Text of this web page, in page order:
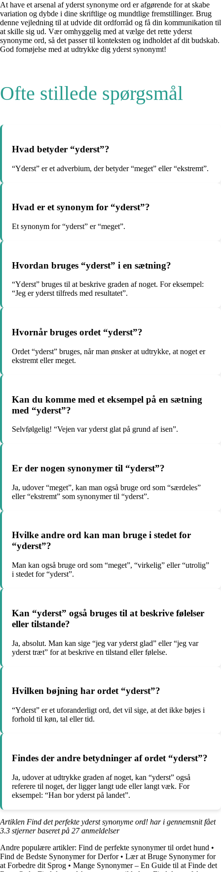
At have et arsenal af yderst synonyme ord er afgørende for at skabe
variation og dybde i dine skriftlige og mundtlige fremstillinger. Brug
denne vejledning til at udvide dit ordforråd og få din kommunikation til
at skille sig ud. Vær omhyggelig med at vælge det rette yderst
synonyme ord, så det passer til konteksten og indholdet af dit budskab.
God fornøjelse med at udtrykke dig yderst synonymt!
Ofte stillede spørgsmål
Hvad betyder “yderst”?
“Yderst” er et adverbium, der betyder “meget” eller “ekstremt”.
Hvad er et synonym for “yderst”?
Et synonym for “yderst” er “meget”.
Hvordan bruges “yderst” i en sætning?
“Yderst” bruges til at beskrive graden af noget. For eksempel:
“Jeg er yderst tilfreds med resultatet”.
Hvornår bruges ordet “yderst”?
Ordet “yderst” bruges, når man ønsker at udtrykke, at noget er
ekstremt eller meget.
Kan du komme med et eksempel på en sætning
med “yderst”?
Selvfølgelig! “Vejen var yderst glat på grund af isen”.
Er der nogen synonymer til “yderst”?
Ja, udover “meget”, kan man også bruge ord som “særdeles”
eller “ekstremt” som synonymer til “yderst”.
Hvilke andre ord kan man bruge i stedet for
“yderst”?
Man kan også bruge ord som “meget”, “virkelig” eller “utrolig”
i stedet for “yderst”.
Kan “yderst” også bruges til at beskrive følelser
eller tilstande?
Ja, absolut. Man kan sige “jeg var yderst glad” eller “jeg var
yderst træt” for at beskrive en tilstand eller følelse.
Hvilken bøjning har ordet “yderst”?
“Yderst” er et uforanderligt ord, det vil sige, at det ikke bøjes i
forhold til køn, tal eller tid.
Findes der andre betydninger af ordet “yderst”?
Ja, udover at udtrykke graden af noget, kan “yderst” også
referere til noget, der ligger langt ude eller langt væk. For
eksempel: “Han bor yderst på landet”.
Artiklen Find det perfekte yderst synonyme ord! har i gennemsnit fået
3.3 stjerner baseret på 27anmeldelser
Andre populære artikler: Find de perfekte synonymer til ordet hund •
Find de Bedste Synonymer for Derfor• Lær at Bruge Synonymer for
at Forbedre dit Sprog • Mange Synonymer – En Guide til at Finde det